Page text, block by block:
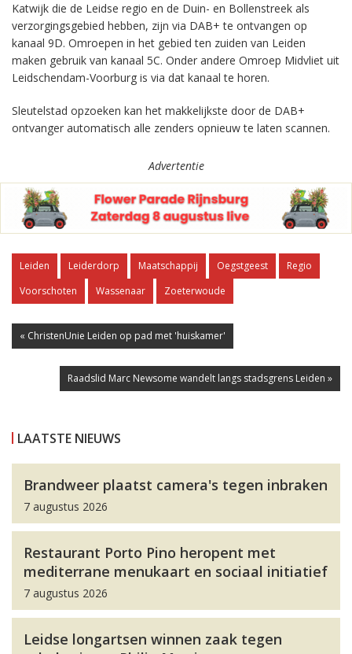
Katwijk die de Leidse regio en de Duin- en Bollenstreek als
verzorgingsgebied hebben, zijn via DAB+ te ontvangen op
kanaal 9D. Omroepen in het gebied ten zuiden van Leiden
maken gebruik van kanaal 5C. Onder andere Omroep Midvliet uit
Leidschendam-Voorburg is via dat kanaal te horen.
Sleutelstad opzoeken kan het makkelijkste door de DAB+
ontvanger automatisch alle zenders opnieuw te laten scannen.
Advertentie
Leiden Leiderdorp Maatschappij Oegstgeest
Regio
Voorschoten
Wassenaar Zoeterwoude
« ChristenUnie Leiden op pad met 'huiskamer'
Raadslid Marc Newsome wandelt langs stadsgrens Leiden »
LAATSTE NIEUWS
Brandweer plaatst camera's tegen inbraken
7 augustus 2026
Restaurant Porto Pino heropent met
mediterrane menukaart en sociaal initiatief
7 augustus 2026
Leidse longartsen winnen zaak tegen